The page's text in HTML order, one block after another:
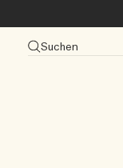
Suchen